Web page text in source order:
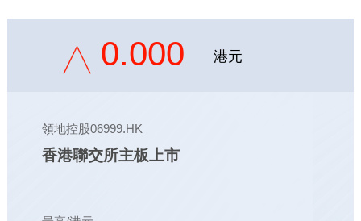
0.000 港元
領地控股06999.HK
香港聯交所主板上市